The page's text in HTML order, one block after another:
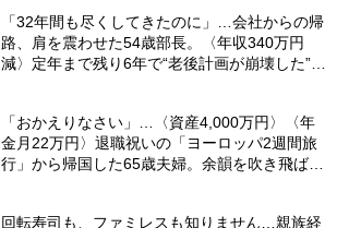
「32年間も尽くしてきたのに」…会社からの帰
路、肩を震わせた54歳部長。〈年収340万円
減〉定年まで残り6年で“老後計画が崩壊した”ワ
「おかえりなさい」…〈資産4,000万円〉〈年
金月22万円〉退職祝いの「ヨーロッパ2週間旅
行」から帰国した65歳夫婦。余韻を吹き飛ばし
回転寿司も、ファミレスも知りません…親族経